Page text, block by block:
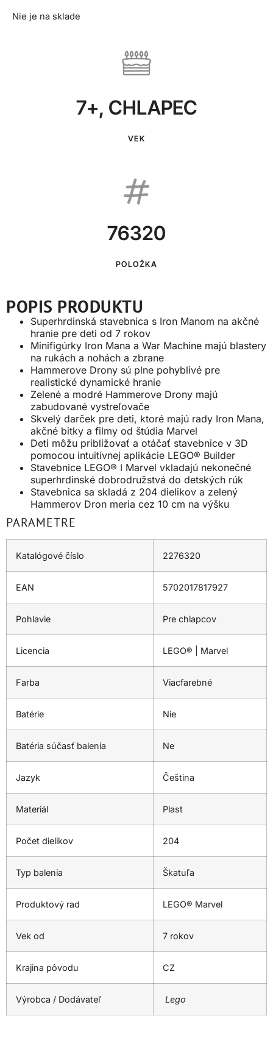
Nie je na sklade
7+, CHLAPEC
VEK
76320
POLOŽKA
POPIS PRODUKTU
Superhrdinská stavebnica s Iron Manom na akčné
hranie pre deti od 7 rokov
Minifigúrky Iron Mana a War Machine majú blastery
na rukách a nohách a zbrane
Hammerove Drony sú plne pohyblivé pre
realistické dynamické hranie
Zelené a modré Hammerove Drony majú
zabudované vystreľovače
Skvelý darček pre deti, ktoré majú rady Iron Mana,
akčné bitky a filmy od štúdia Marvel
Deti môžu približovať a otáčať stavebnice v 3D
pomocou intuitívnej aplikácie LEGO® Builder
Stavebnice LEGO® ǀ Marvel vkladajú nekonečné
superhrdinské dobrodružstvá do detských rúk
Stavebnica sa skladá z 204 dielikov a zelený
Hammerov Dron meria cez 10 cm na výšku
PARAMETRE
Katalógové číslo 2276320
EAN 5702017817927
Pohlavie Pre chlapcov
Licencia LEGO® | Marvel
Farba Viacfarebné
Batérie Nie
Batéria súčasť balenia Ne
Jazyk Čeština
Materiál Plast
Počet dielikov 204
Typ balenia Škatuľa
Produktový rad LEGO® Marvel
Vek od 7 rokov
Krajina pôvodu CZ
Výrobca / Dodávateľ Lego